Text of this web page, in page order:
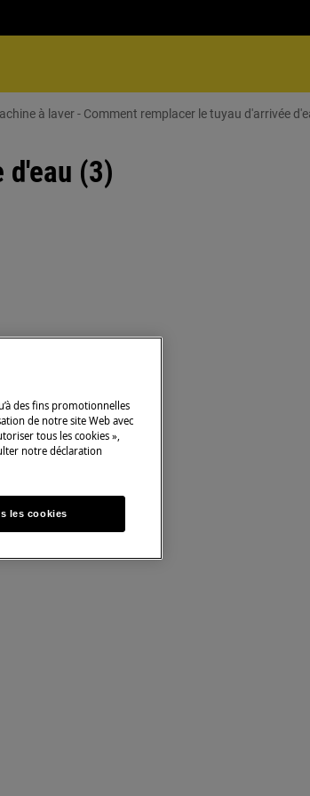
à laver - Comment remplacer le tuyau d'arrivée
d'eau (3)
des fins promotionnelles
de notre site Web avec
tous les cookies »,
notre déclaration
les cookies